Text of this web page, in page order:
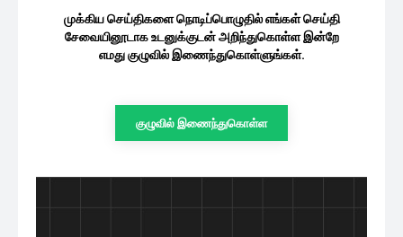
முக்கிய செய்திகளை நொடிப்பொழுதில் எங்கள் செய்தி
சேவையினூடாக உடனுக்குடன் அறிந்துகொள்ள இன்றே
எமது குழுவில் இணைந்துகொள்ளுங்கள்.
குழுவில் இணைந்துகொள்ள